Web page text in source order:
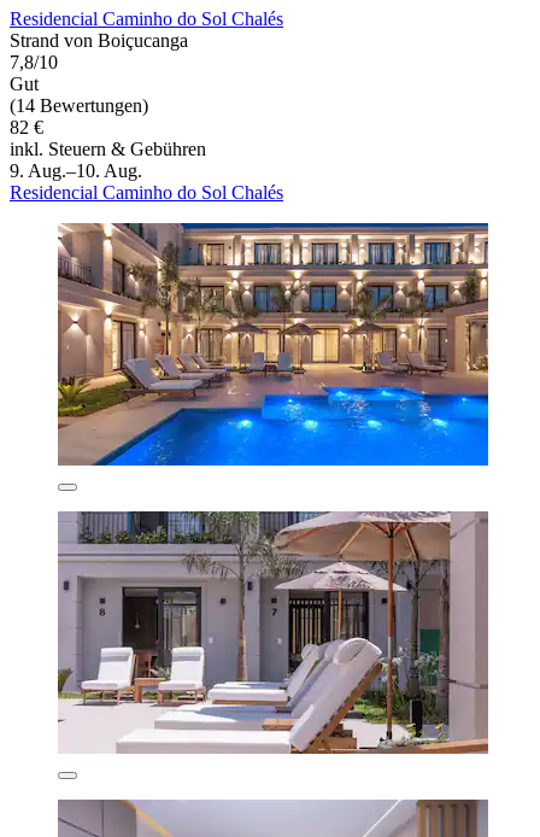
Residencial Caminho do Sol Chalés
Strand von Boiçucanga
7,8/10
Gut
(14 Bewertungen)
82 €
inkl. Steuern & Gebühren
9. Aug.–10. Aug.
Residencial Caminho do Sol Chalés